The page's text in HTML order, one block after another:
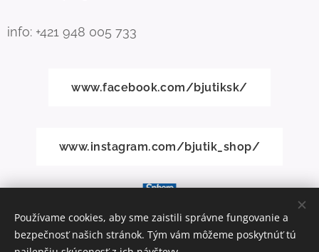
info: +421 948 005 733
www.facebook.com/bjutiksk/
www.instagram.com/bjutik_shop/
Vytvorené službouWebnode Cookies
Používame cookies, aby sme zaistili správne fungovanie a
bezpečnosť našich stránok. Tým vám môžeme poskytnúť tú